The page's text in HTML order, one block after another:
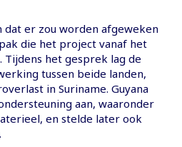
dat er zou worden afgeweken
die het project vanaf het
het gesprek lag de
tussen beide landen,
in Suriname. Guyana
aan, waaronder
en stelde later ook